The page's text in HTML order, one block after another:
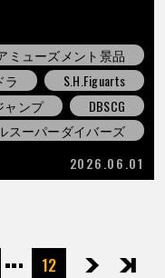
ミューズメント景品
ラ
S.H.Figuarts
ャンプ
DBSCG
スーパーダイバーズ
2026.06.01
12次へ最後